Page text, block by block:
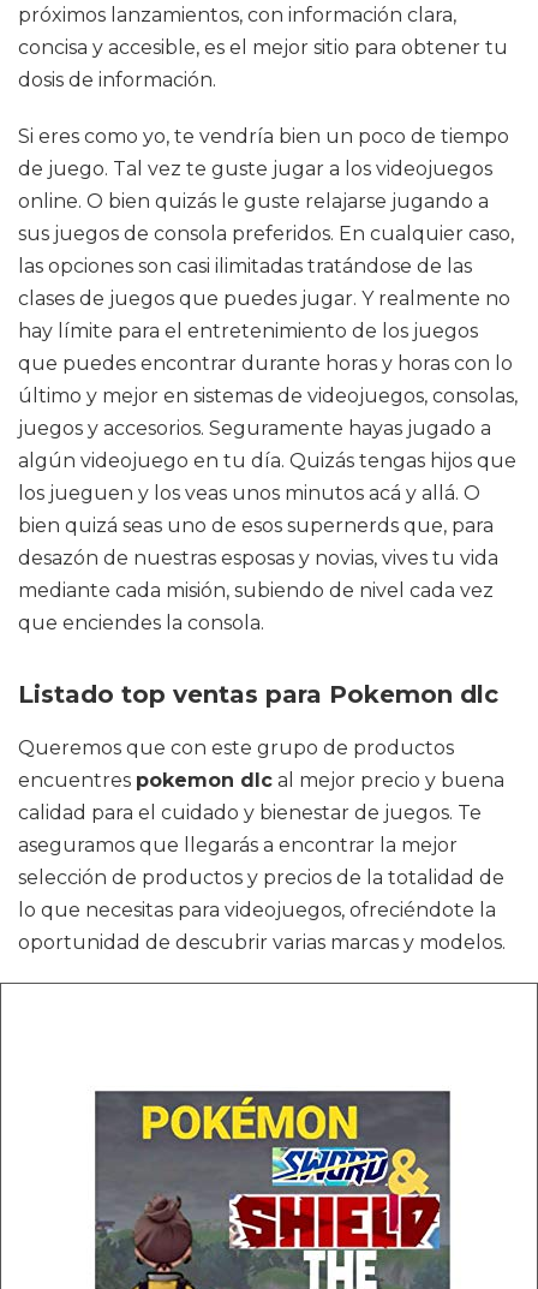
próximos lanzamientos, con información clara,
concisa y accesible, es el mejor sitio para obtener tu
dosis de información.
Si eres como yo, te vendría bien un poco de tiempo
de juego. Tal vez te guste jugar a los videojuegos
online. O bien quizás le guste relajarse jugando a
sus juegos de consola preferidos. En cualquier caso,
las opciones son casi ilimitadas tratándose de las
clases de juegos que puedes jugar. Y realmente no
hay límite para el entretenimiento de los juegos
que puedes encontrar durante horas y horas con lo
último y mejor en sistemas de videojuegos, consolas,
juegos y accesorios. Seguramente hayas jugado a
algún videojuego en tu día. Quizás tengas hijos que
los jueguen y los veas unos minutos acá y allá. O
bien quizá seas uno de esos supernerds que, para
desazón de nuestras esposas y novias, vives tu vida
mediante cada misión, subiendo de nivel cada vez
que enciendes la consola.
Listado top ventas para Pokemon dlc
Queremos que con este grupo de productos
encuentres pokemon dlc al mejor precio y buena
calidad para el cuidado y bienestar de juegos. Te
aseguramos que llegarás a encontrar la mejor
selección de productos y precios de la totalidad de
lo que necesitas para videojuegos, ofreciéndote la
oportunidad de descubrir varias marcas y modelos.